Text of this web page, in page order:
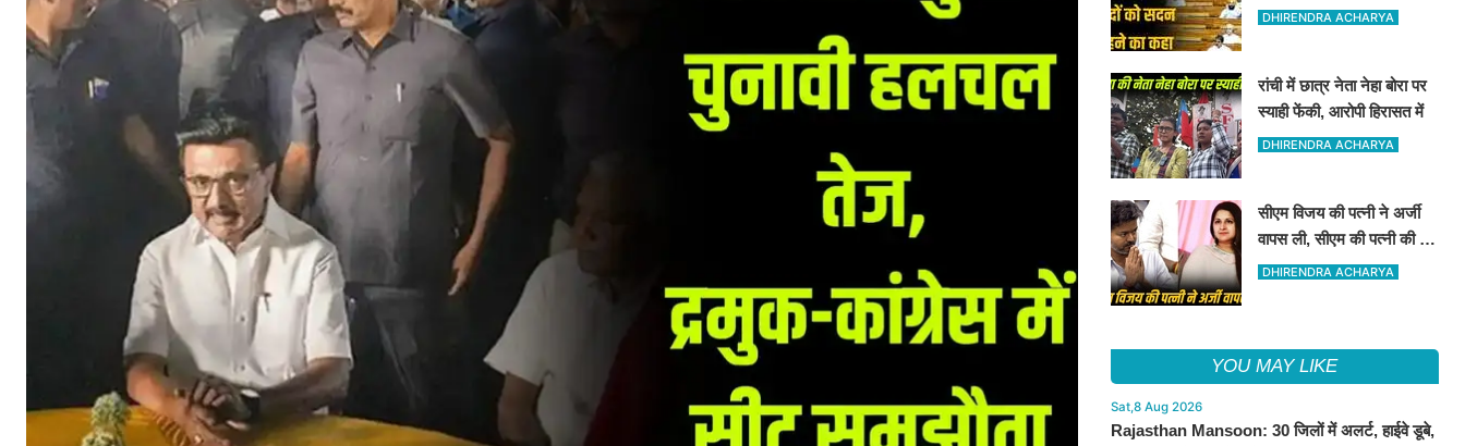
सदन में रहना अनिवार्य
DHIRENDRA ACHARYA
रांची में छात्र नेता नेहा बोरा पर
स्याही फेंकी, आरोपी हिरासत में
DHIRENDRA ACHARYA
सीएम विजय की पत्नी ने अर्जी
वापस ली, सीएम की पत्नी की यह
अर्जी तलाक के लिए दाखिल थी
DHIRENDRA ACHARYA
YOU MAY LIKE
Sat,8 Aug 2026
Rajasthan Mansoon: 30 जिलों में अलर्ट, हाईवे डूबे,